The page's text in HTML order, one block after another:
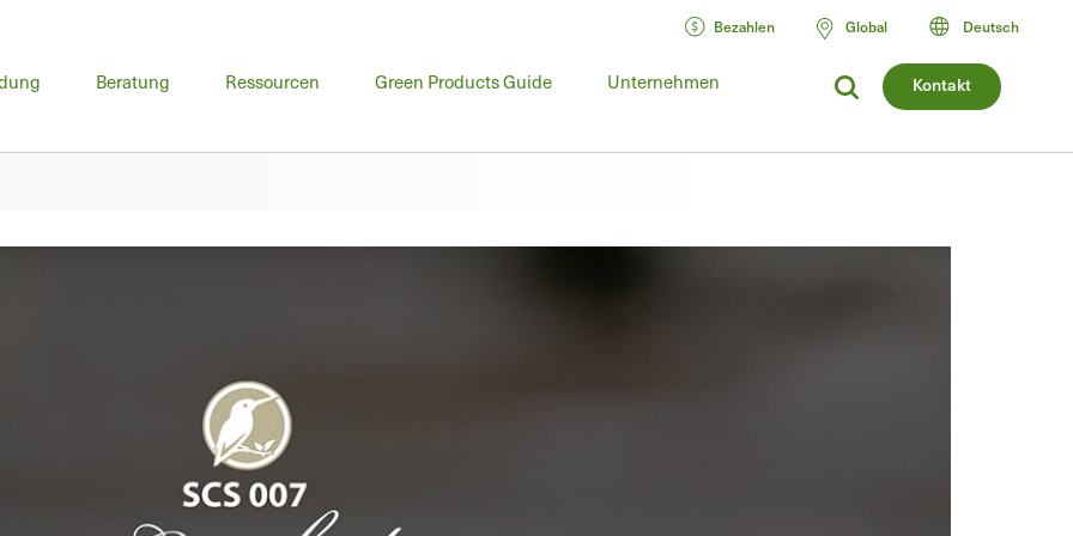
Kontakt
Beratung Ressourcen Green Products Guide Unternehmen
Bezahlen Global Deutsch